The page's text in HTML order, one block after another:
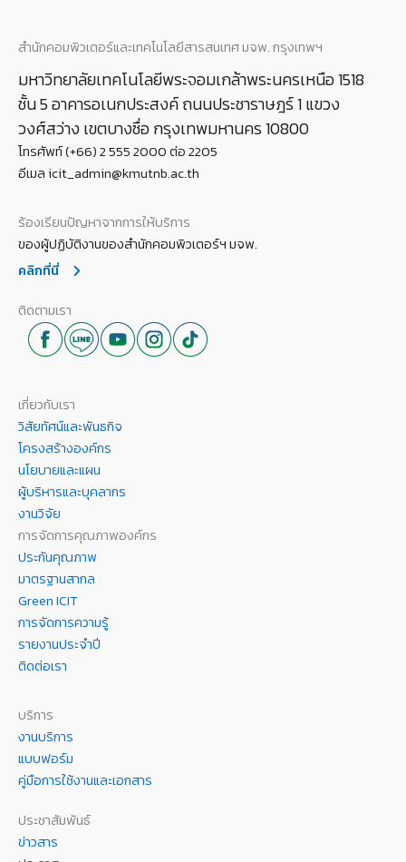
สำนักคอมพิวเตอร์และเทคโนโลยีสารสนเทศ มจพ. กรุงเทพฯ
มหาวิทยาลัยเทคโนโลยีพระจอมเกล้าพระนครเหนือ 1518
ชั้น 5 อาคารอเนกประสงค์ ถนนประชาราษฎร์ 1 แขวง
วงศ์สว่าง เขตบางซื่อ กรุงเทพมหานคร 10800
โทรศัพท์ (+66) 2 555 2000 ต่อ 2205
อีเมล icit_admin@kmutnb.ac.th
ร้องเรียนปัญหาจากการให้บริการ
ของผู้ปฏิบัติงานของสำนักคอมพิวเตอร์ฯ มจพ.
คลิกที่นี่
ติดตามเรา
เกี่ยวกับเรา
วิสัยทัศน์และพันธกิจ
โครงสร้างองค์กร
นโยบายและแผน
ผู้บริหารและบุคลากร
งานวิจัย
การจัดการคุณภาพองค์กร
ประกันคุณภาพ
มาตรฐานสากล
Green ICIT
การจัดการความรู้
รายงานประจำปี
ติดต่อเรา
บริการ
งานบริการ
แบบฟอร์ม
คู่มือการใช้งานและเอกสาร
ประชาสัมพันธ์
ข่าวสาร